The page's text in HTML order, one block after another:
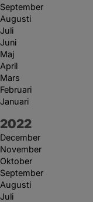
September
Augusti
Juli
Juni
Maj
April
Mars
Februari
Januari
År:
2022
December
November
Oktober
September
Augusti
Juli